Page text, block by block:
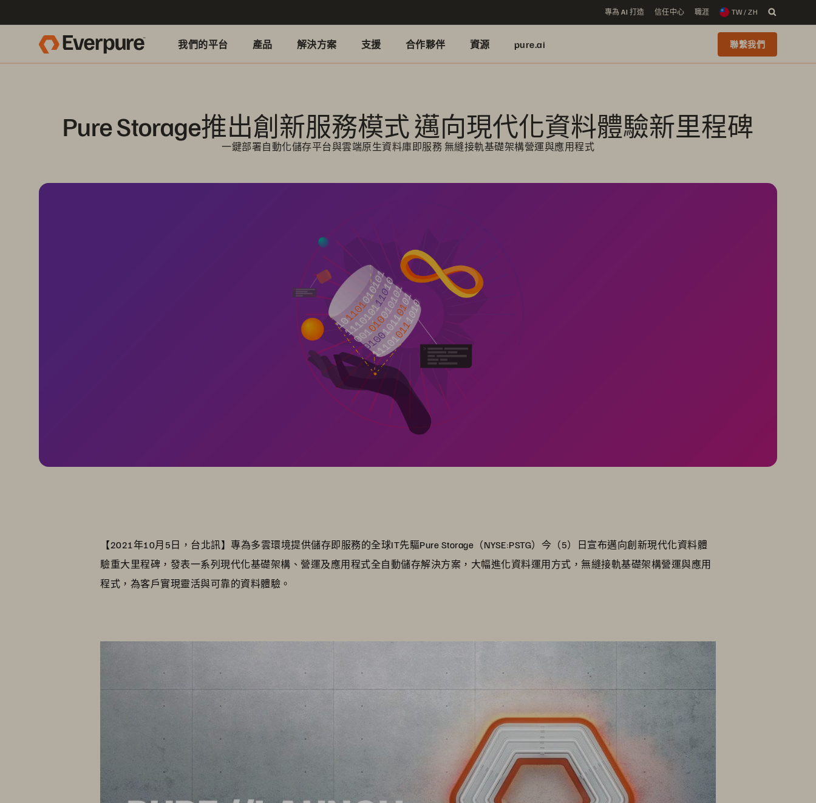
專為 AI 打造 信任中心 職涯 TW / ZH
我們的平台 產品 解決方案 支援 合作夥伴 資源 pure.ai 聯繫我們
Pure Storage推出創新服務模式 邁向現代化資料體驗新里程碑
一鍵部署自動化儲存平台與雲端原生資料庫即服務 無縫接軌基礎架構營運與應用程式
【2021年10月5日，台北訊】專為多雲環境提供儲存即服務的全球IT先驅Pure Storage（NYSE:PSTG）今（5）日宣布邁向創新現代化資料體
驗重大里程碑，發表一系列現代化基礎架構、營運及應用程式全自動儲存解決方案，大幅進化資料運用方式，無縫接軌基礎架構營運與應用
程式，為客戶實現靈活與可靠的資料體驗。